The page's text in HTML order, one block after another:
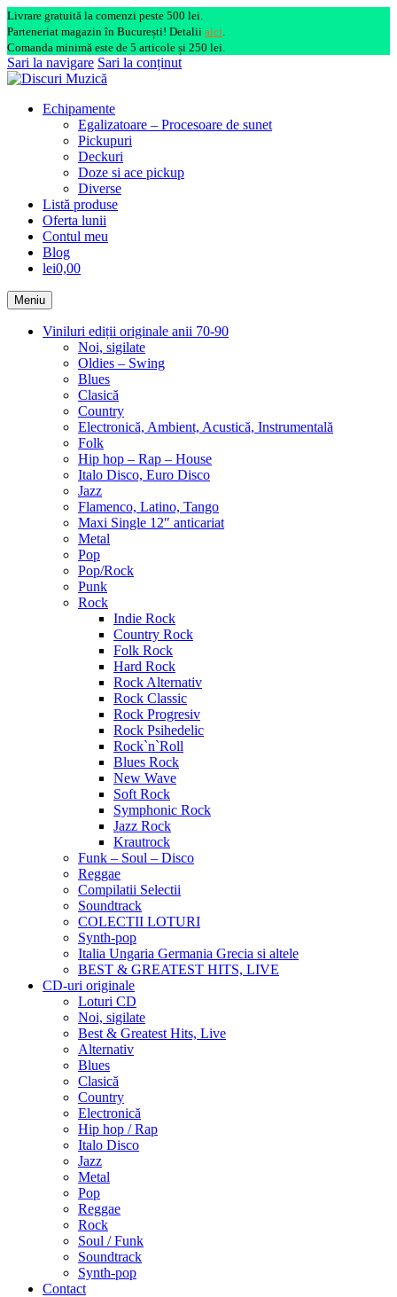
Livrare gratuită la comenzi peste 500 lei.
Parteneriat magazin în București! Detalii aici.
Comanda minimă este de 5 articole și 250 lei.
Sari la navigare Sari la conținut
Echipamente
Egalizatoare – Procesoare de sunet
Pickupuri
Deckuri
Doze si ace pickup
Diverse
Listă produse
Oferta lunii
Contul meu
Blog
lei0,00
Meniu
Viniluri ediții originale anii 70-90
Noi, sigilate
Oldies – Swing
Blues
Clasică
Country
Electronică, Ambient, Acustică, Instrumentală
Folk
Hip hop – Rap – House
Italo Disco, Euro Disco
Jazz
Flamenco, Latino, Tango
Maxi Single 12″ anticariat
Metal
Pop
Pop/Rock
Punk
Rock
Indie Rock
Country Rock
Folk Rock
Hard Rock
Rock Alternativ
Rock Classic
Rock Progresiv
Rock Psihedelic
Rock`n`Roll
Blues Rock
New Wave
Soft Rock
Symphonic Rock
Jazz Rock
Krautrock
Funk – Soul – Disco
Reggae
Compilatii Selectii
Soundtrack
COLECTII LOTURI
Synth-pop
Italia Ungaria Germania Grecia si altele
BEST & GREATEST HITS, LIVE
CD-uri originale
Loturi CD
Noi, sigilate
Best & Greatest Hits, Live
Alternativ
Blues
Clasică
Country
Electronică
Hip hop / Rap
Italo Disco
Jazz
Metal
Pop
Reggae
Rock
Soul / Funk
Soundtrack
Synth-pop
Contact